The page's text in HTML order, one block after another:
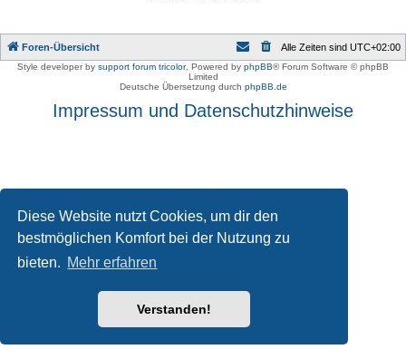
Diese Website nutzt Cookies, um dir den
bestmöglichen Komfort bei der Nutzung zu
bieten. Mehr erfahren
Verstanden!
Foren-Übersicht Alle Zeiten sind UTC+02:00
Style developer by support forum tricolor, Powered by phpBB® Forum Software © phpBB
Limited
Deutsche Übersetzung durch phpBB.de
Impressum und Datenschutzhinweise